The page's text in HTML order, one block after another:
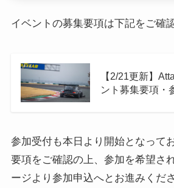
イベントの募集要項は下記をご確
【2/21更新】
ント募集要項・
参加受付も本日より開始となって
要項をご確認の上、参加を希望さ
ージより参加申込へとお進みくださ